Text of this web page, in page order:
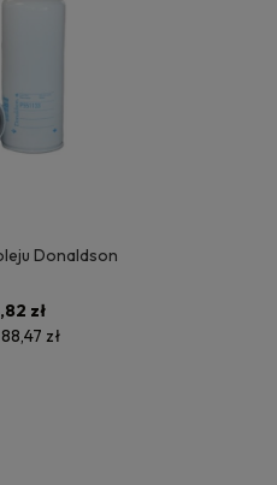
Donaldson
zł
88,47 zł